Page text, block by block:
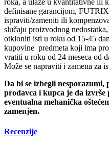
roka, a ulaze u kvantitativne ili
definisane garancijom,
ispraviti/zameniti ili
slučaju proizvodnog
otkloniti isti u roku od 15-45
kupovine predmeta koji ima
vratiti u roku od 24 meseca od
Može se napraviti i zamena za
Da bi se izbegli
prodavca i kupca je da
eventualna mehanička
zamenjen.
Recenzije